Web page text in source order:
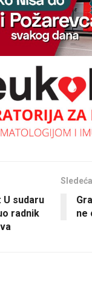
sudaru
radnik
ne